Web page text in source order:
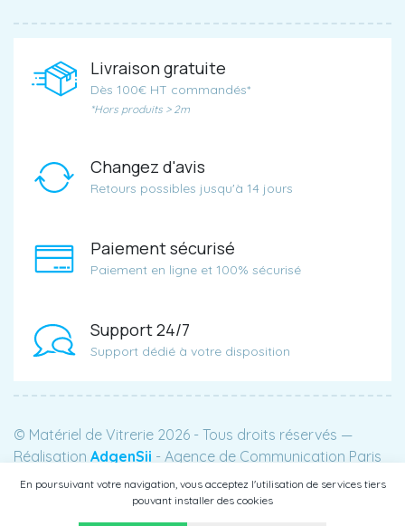
Livraison gratuite
Dès 100€ HT commandés*
*Hors produits > 2m
Changez d'avis
Retours possibles jusqu'à 14 jours
Paiement sécurisé
Paiement en ligne et 100% sécurisé
Support 24/7
Support dédié à votre disposition
© Matériel de Vitrerie 2026 - Tous droits réservés —
Réalisation AdgenSii - Agence de Communication Paris
75
En poursuivant votre navigation, vous acceptez l'utilisation de services tiers
pouvant installer des cookies